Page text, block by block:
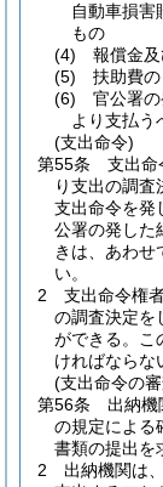
自動車損害
もの
(4)
報償金
(5)
扶助費
(6)
官公署
より支払う
(支出命令)
第55条
支出命
り支出の調査
支出命令を発
公署の発した
きは、あわせ
い。
2
支出命令権者
の調査決定を
ができる。
こ
ければならな
(支出命令の
第56条
出納機
の規定による
書類の提出を
2
出納機関は